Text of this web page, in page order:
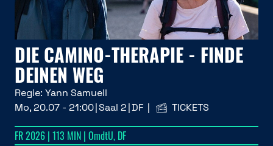
DIE CAMINO-THERAPIE - FINDE
DEINEN WEG
Regie: Yann Samuell
Mo, 20.07 - 21:00 Saal 2 DF TICKETS
FR 2026 | 113 MIN | OmdtU, DF